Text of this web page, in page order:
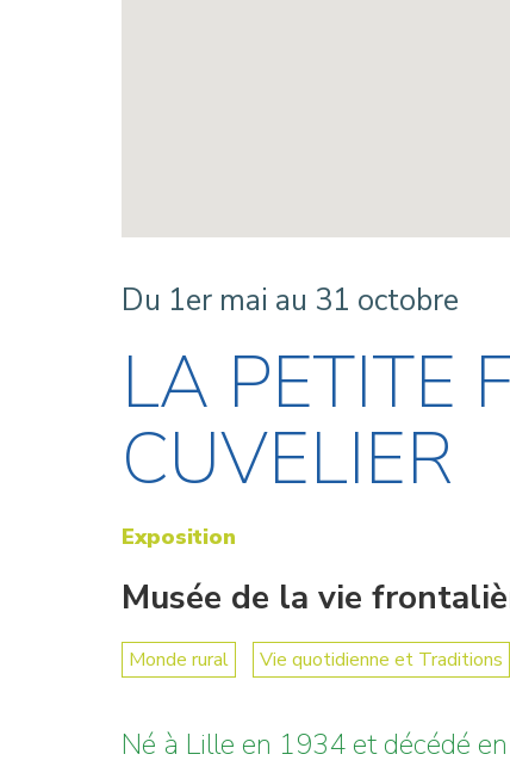
Du 1er mai au 31 octobre
LA PETITE
CUVELIER
Exposition
Musée de la vie
Monde rural Vie quotidienne et Traditions
Né à Lille en 1934 et décédé